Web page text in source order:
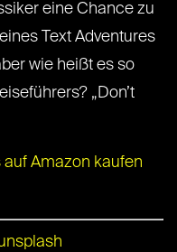
eine Chance zu
Text Adventures
wie heißt es so
„Don’t
auf Amazon kaufen